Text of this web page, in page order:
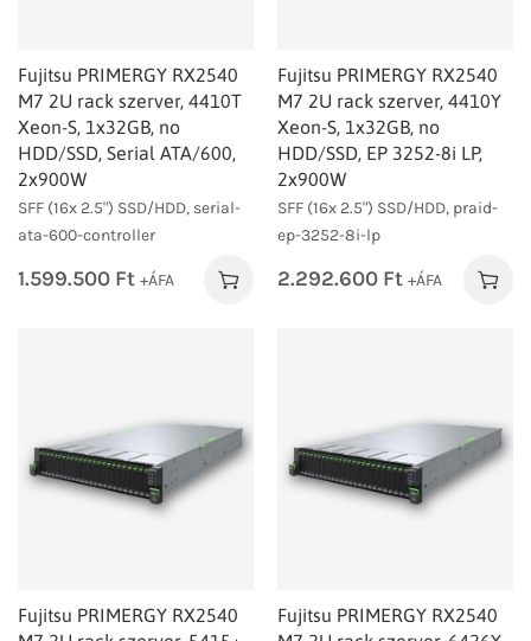
Fujitsu PRIMERGY RX2540
M7 2U rack szerver, 4410T
Xeon-S, 1x32GB, no
HDD/SSD, Serial ATA/600,
2x900W
SFF (16x 2.5") SSD/HDD, serial-
ata-600-controller
1.599.500 Ft +ÁFA
Fujitsu PRIMERGY RX2540
M7 2U rack szerver, 4410Y
Xeon-S, 1x32GB, no
HDD/SSD, EP 3252-8i LP,
2x900W
SFF (16x 2.5") SSD/HDD, praid-
ep-3252-8i-lp
2.292.600 Ft +ÁFA
Fujitsu PRIMERGY RX2540
Fujitsu PRIMERGY RX2540